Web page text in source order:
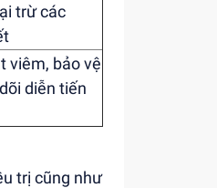
trừ các
viêm, bảo vệ
diễn tiến
trị cũng như